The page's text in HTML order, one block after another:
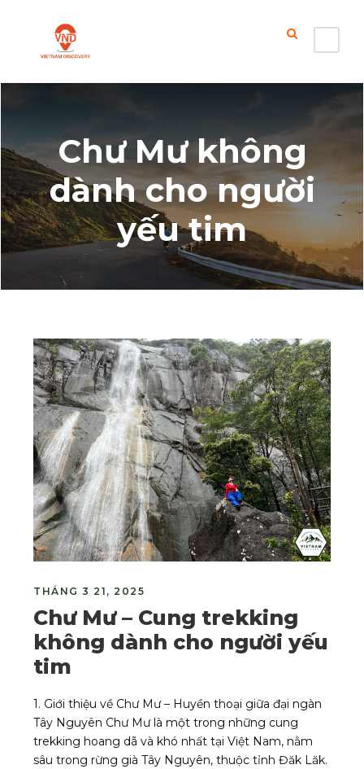
Chư Mư không
dành cho người
yếu tim
THÁNG 3 21, 2025
Chư Mư – Cung trekking
không dành cho người yếu
tim
1. Giới thiệu về Chư Mư – Huyền thoại giữa đại ngàn
Tây Nguyên Chư Mư là một trong những cung
trekking hoang dã và khó nhất tại Việt Nam, nằm
sâu trong rừng già Tây Nguyên, thuộc tỉnh Đăk Lăk.